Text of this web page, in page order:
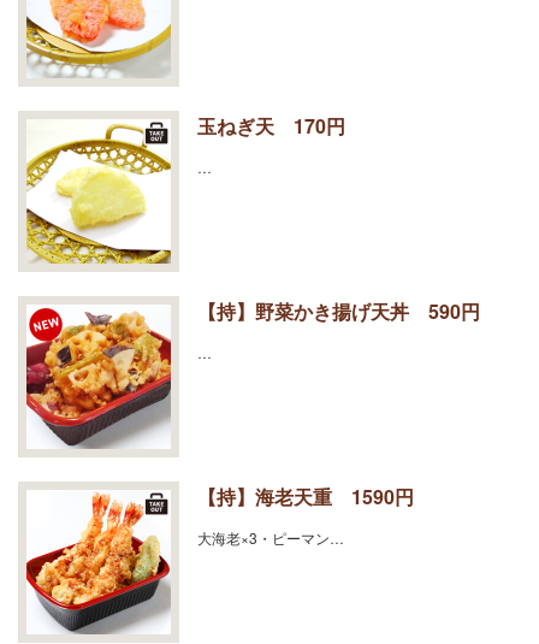
玉ねぎ天 170円
…
【持】野菜かき揚げ天丼 590円
…
【持】海老天重 1590円
大海老×3・ピーマン…